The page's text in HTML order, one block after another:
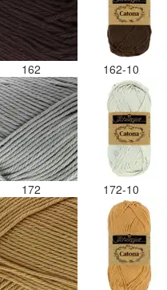
162 162-10
172 172-10